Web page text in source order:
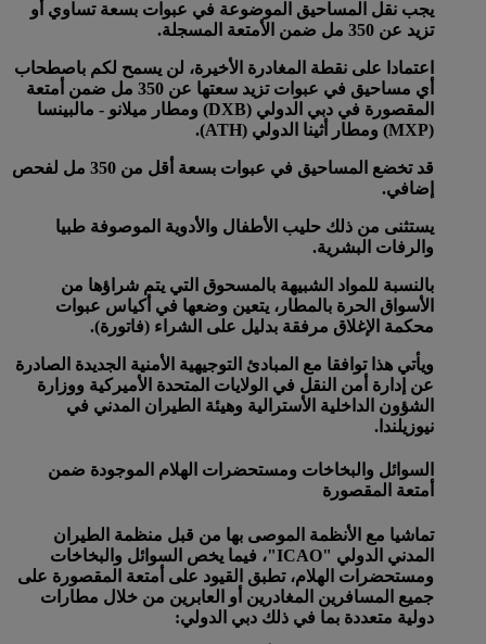
يجب نقل المساحيق الموضوعة في عبوات بسعة تساوي أو
تزيد عن 350 مل ضمن الأمتعة المسجلة.
اعتمادا على نقطة المغادرة الأخيرة، لن يسمح لكم باصطحاب
أي مساحيق في عبوات تزيد سعتها عن 350 مل ضمن أمتعة
المقصورة في دبي الدولي (DXB) ومطار ميلانو - مالبينسا
(MXP) ومطار أثينا الدولي (ATH).
قد تخضع المساحيق في عبوات بسعة أقل من 350 مل لفحص
إضافي.
يستثنى من ذلك حليب الأطفال والأدوية الموصوفة طبيا
والرفات البشرية.
بالنسبة للمواد الشبيهة بالمسحوق التي يتم شراؤها من
الأسواق الحرة بالمطار، يتعين وضعها في أكياس عبوات
محكمة الإغلاق مرفقة بدليل على الشراء (فاتورة).
ويأتي هذا توافقا مع المبادئ التوجيهية الأمنية الجديدة الصادرة
عن إدارة أمن النقل في الولايات المتحدة الأميركية ووزارة
الشؤون الداخلية الأسترالية وهيئة الطيران المدني في
نيوزيلندا.
السوائل والبخاخات ومستحضرات الهلام الموجودة ضمن
أمتعة المقصورة
تماشيا مع الأنظمة الموصى بها من قبل منظمة الطيران
المدني الدولي "ICAO"، فيما يخص السوائل والبخاخات
ومستحضرات الهلام، تطبق القيود على أمتعة المقصورة على
جميع المسافرين المغادرين أو العابرين من خلال مطارات
دولية متعددة بما في ذلك دبي الدولي: